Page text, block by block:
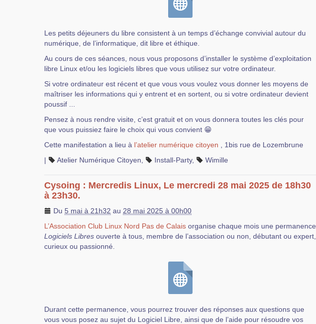
Les petits déjeuners du libre consistent à un temps d’échange convivial autour du
numérique, de l’informatique, dit libre et éthique.
Au cours de ces séances, nous vous proposons d’installer le système d’exploitation
libre Linux et/ou les logiciels libres que vous utilisez sur votre ordinateur.
Si votre ordinateur est récent et que vous vous voulez vous donner les moyens de
maîtriser les informations qui y entrent et en sortent, ou si votre ordinateur devient
poussif ...
Pensez à nous rendre visite, c’est gratuit et on vous donnera toutes les clés pour
que vous puissiez faire le choix qui vous convient 😁
Cette manifestation a lieu à l’atelier numérique citoyen , 1bis rue de Lozembrune
|
Atelier Numérique Citoyen Install-Party, Wimille
Cysoing : Mercredis Linux, Le mercredi 28 mai 2025 de 18h30
à 23h30.
Du 5 mai à 21h32 au 28 mai 2025 à 00h00
L’Association Club Linux Nord Pas de Calais organise chaque mois une permanence
Logiciels Libres ouverte à tous, membre de l’association ou non, débutant ou expert,
curieux ou passionné.
Durant cette permanence, vous pourrez trouver des réponses aux questions que
vous vous posez au sujet du Logiciel Libre, ainsi que de l’aide pour résoudre vos